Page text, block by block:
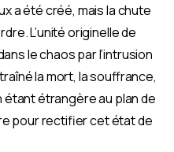
a été créé, mais la chute
L’unité originelle de
le chaos par l’intrusion
la mort, la souffrance,
étrangère au plan de
pour rectifier cet état de